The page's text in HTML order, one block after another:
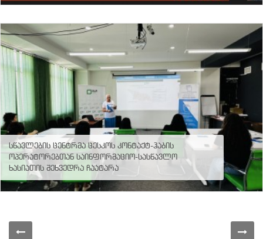
სწავლების ცენტრმა ცესკოს კონტაქტ-ჰაბის
ოპერატორებთან საინფორმაციო-სასწავლო
ხასიათის შეხვედრა ჩაატარა